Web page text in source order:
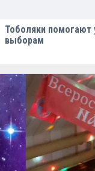
Тоболяки помогают
выборам